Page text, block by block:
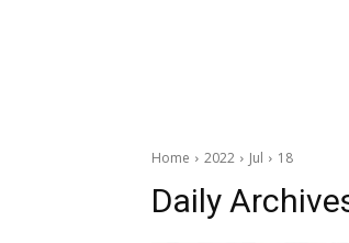
Home 2022 Jul 18
Daily